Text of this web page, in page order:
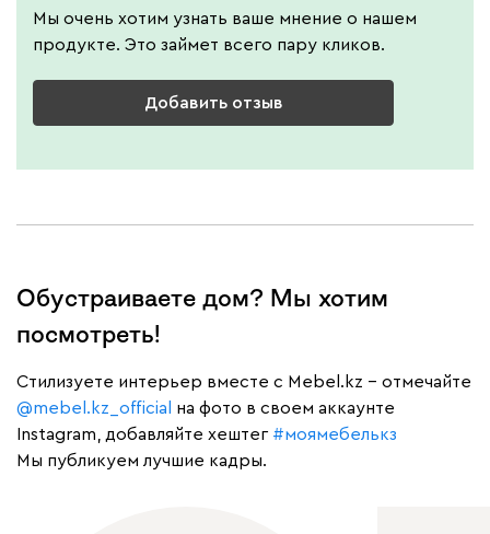
Мы очень хотим узнать ваше мнение о нашем
продукте. Это займет всего пару кликов.
Добавить отзыв
Обустраиваете дом? Мы хотим
посмотреть!
Cтилизуете интерьер вместе с Mebel.kz – отмечайте
@mebel.kz_official
на фото в своем аккаунте
Instagram, добавляйте хештег #моямебелькз
Мы публикуем лучшие кадры.